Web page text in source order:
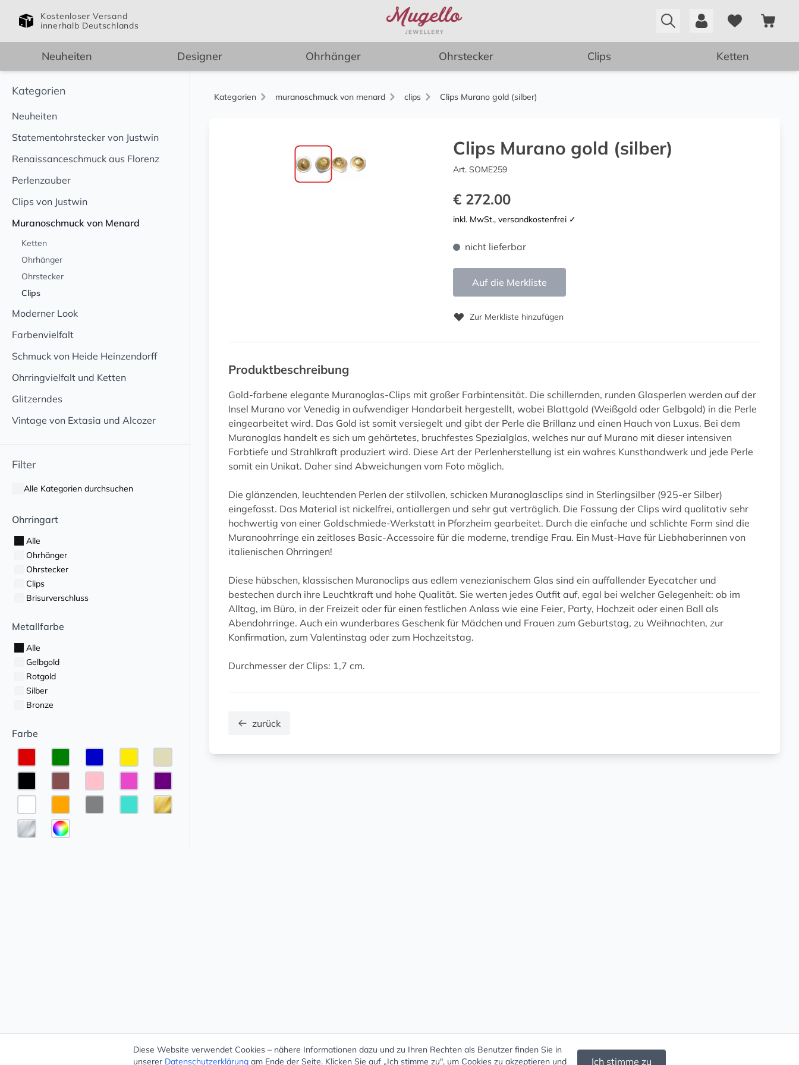
Kostenloser Versand
innerhalb Deutschlands
Neuheiten Designer Ohrhänger Ohrstecker Clips Ketten
Kategorien
Neuheiten
Statementohrstecker von Justwin
Renaissanceschmuck aus Florenz
Perlenzauber
Clips von Justwin
Muranoschmuck von Menard
Ketten
Ohrhänger
Ohrstecker
Clips
Moderner Look
Farbenvielfalt
Schmuck von Heide Heinzendorff
Ohrringvielfalt und Ketten
Glitzerndes
Vintage von Extasia und Alcozer
Filter
Alle Kategorien durchsuchen
Ohrringart
Alle
Ohrhänger
Ohrstecker
Clips
Brisurverschluss
Metallfarbe
Alle
Gelbgold
Rotgold
Silber
Bronze
Farbe
Kategorien muranoschmuck von menard clips Clips Murano gold (silber)
Clips Murano gold (silber)
Art. SOME259
€ 272.00
inkl. MwSt., versandkostenfrei ✓
nicht lieferbar
Auf die Merkliste
Zur Merkliste hinzufügen
Produktbeschreibung
Gold-farbene elegante Muranoglas-Clips mit großer Farbintensität. Die schillernden, runden Glasperlen werden auf der
Insel Murano vor Venedig in aufwendiger Handarbeit hergestellt, wobei Blattgold (Weißgold oder Gelbgold) in die Perle
eingearbeitet wird. Das Gold ist somit versiegelt und gibt der Perle die Brillanz und einen Hauch von Luxus. Bei dem
Muranoglas handelt es sich um gehärtetes, bruchfestes Spezialglas, welches nur auf Murano mit dieser intensiven
Farbtiefe und Strahlkraft produziert wird. Diese Art der Perlenherstellung ist ein wahres Kunsthandwerk und jede Perle
somit ein Unikat. Daher sind Abweichungen vom Foto möglich.
Die glänzenden, leuchtenden Perlen der stilvollen, schicken Muranoglasclips sind in Sterlingsilber (925-er Silber)
eingefasst. Das Material ist nickelfrei, antiallergen und sehr gut verträglich. Die Fassung der Clips wird qualitativ sehr
hochwertig von einer Goldschmiede-Werkstatt in Pforzheim gearbeitet. Durch die einfache und schlichte Form sind die
Muranoohrringe ein zeitloses Basic-Accessoire für die moderne, trendige Frau. Ein Must-Have für Liebhaberinnen von
italienischen Ohrringen!
Diese hübschen, klassischen Muranoclips aus edlem venezianischem Glas sind ein auffallender Eyecatcher und
bestechen durch ihre Leuchtkraft und hohe Qualität. Sie werten jedes Outfit auf, egal bei welcher Gelegenheit: ob im
Alltag, im Büro, in der Freizeit oder für einen festlichen Anlass wie eine Feier, Party, Hochzeit oder einen Ball als
Abendohrringe. Auch ein wunderbares Geschenk für Mädchen und Frauen zum Geburtstag, zu Weihnachten, zur
Konfirmation, zum Valentinstag oder zum Hochzeitstag.
Durchmesser der Clips: 1,7 cm.
zurück
Diese Website verwendet Cookies – nähere Informationen dazu und zu Ihren Rechten als Benutzer finden Sie in
unserer Datenschutzerklärung am Ende der Seite. Klicken Sie auf „Ich stimme zu", um Cookies zu akzeptieren und Ich stimme zu